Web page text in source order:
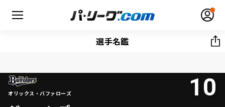
無料アカウント登録
選手名鑑
オリックス・バファローズ 10